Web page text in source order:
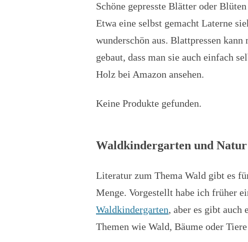
Schöne gepresste Blätter oder
Etwa eine selbst gemacht Laterne
wunderschön aus. Blattpressen
gebaut, dass man sie auch einfach
Holz bei Amazon ansehen.
Keine Produkte gefunden.
Waldkindergarten und
Literatur zum Thema Wald gibt es
Menge. Vorgestellt habe ich früher
Waldkindergarten, aber es gibt auch
Themen wie Wald, Bäume oder